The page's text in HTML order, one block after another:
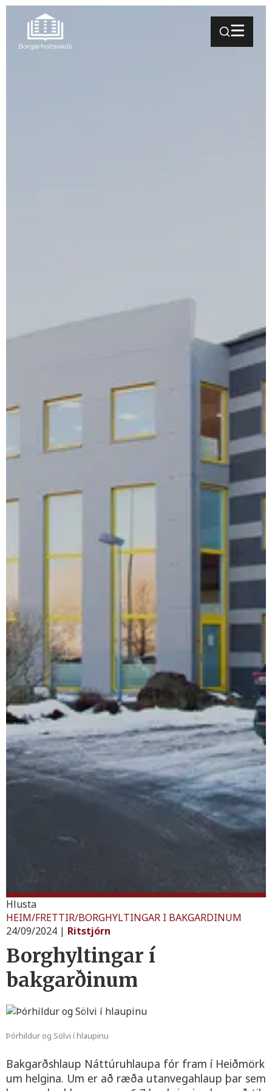
Hlusta
HEIM/FRETTIR/BORGHYLTINGAR I BAKGARDINUM
24/09/2024 | Ritstjórn
Borghyltingar í
bakgarðinum
Þórhildur og Sölvi í hlaupinu
Bakgarðshlaup Náttúruhlaupa fór fram í Heiðmörk
um helgina. Um er að ræða utanvegahlaup þar sem